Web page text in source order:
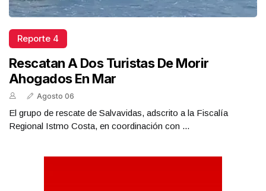
Reporte 4
Rescatan A Dos Turistas De Morir
Ahogados En Mar
Agosto 06
El grupo de rescate de Salvavidas, adscrito a la Fiscalía
Regional Istmo Costa, en coordinación con ...